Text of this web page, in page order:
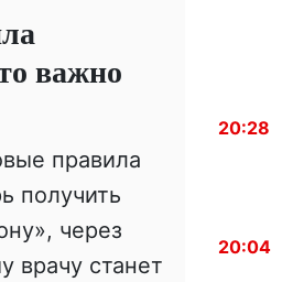
важно
правила
получить
через
врачу станет
20:28
20:04